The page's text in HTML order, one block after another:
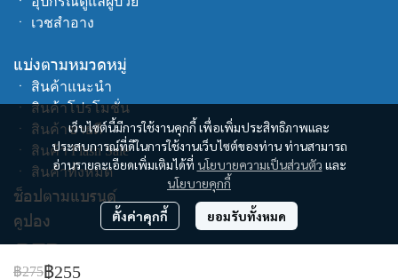
฿275฿255
เว็บไซต์นี้มีการใช้งานคุกกี้ เพื่อเพิ่มประสิทธิภาพและ
ประสบการณ์ที่ดีในการใช้งานเว็บไซต์ของท่าน ท่านสามารถ
อ่านรายละเอียดเพิ่มเติมได้ที่ นโยบายความเป็นส่วนตัว และ
นโยบายคุกกี้
ตั้งค่าคุกกี้ ยอมรับทั้งหมด
ㆍ
เวชสำอาง
แบ่งตามหมวดหมู่
ㆍ สินค้าแนะนำ
ㆍสินค้าโปรโมชั่น
ㆍ สินค้าขายดี
ㆍ สินค้า Flash Sale
ㆍ สินค้าทั้งหมด
ช็อปตามแบรนด์
คูปอง